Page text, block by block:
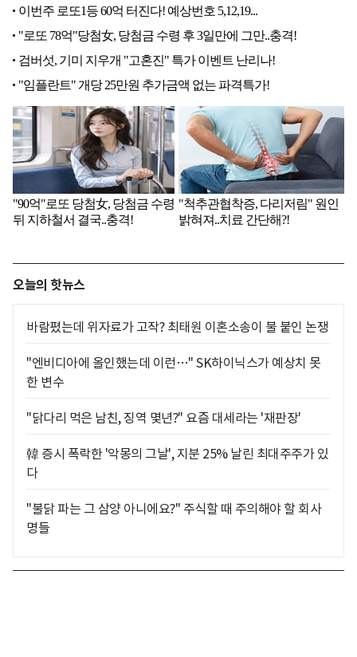
오늘의 핫뉴스
바람폈는데 위자료가 고작? 최태원 이혼소송이 불 붙인 논쟁
"엔비디아에 올인했는데 이런…" SK하이닉스가 예상치 못
한 변수
"닭다리 먹은 남친, 징역 몇년?" 요즘 대세라는 '재판장'
韓 증시 폭락한 '악몽의 그날', 지분 25% 날린 최대주주가 있
다
"불닭 파는 그 삼양 아니에요?" 주식할 때 주의해야 할 회사
명들